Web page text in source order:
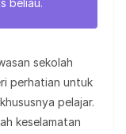
beliau.
sekolah
perhatian untuk
pelajar.
keselamatan